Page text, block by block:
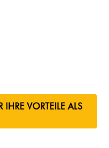
IHRE VORTEILE ALS